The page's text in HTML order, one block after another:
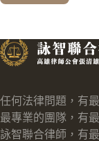
任何法律問題，有
最專業的團隊，有
詠智聯合律師，有